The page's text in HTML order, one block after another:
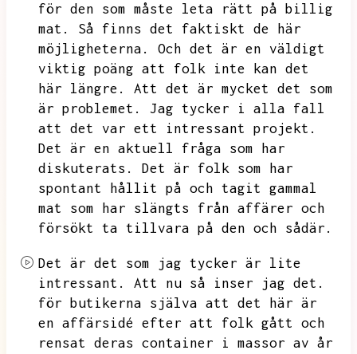
för den som måste leta rätt på billig
mat.
Så finns det faktiskt de här
möjligheterna.
Och det är en väldigt
viktig poäng att folk inte kan det
här längre.
Att det är mycket det som
är problemet.
Jag tycker i alla fall
att det var ett intressant projekt.
Det är en aktuell fråga som har
diskuterats.
Det är folk som har
spontant hållit på och tagit gammal
mat som har slängts från affärer och
försökt ta tillvara på den och sådär.
Det är det som jag tycker är lite
intressant.
Att nu så inser jag det.
för butikerna själva att det här är
en affärsidé efter att folk gått och
rensat deras container i massor av år